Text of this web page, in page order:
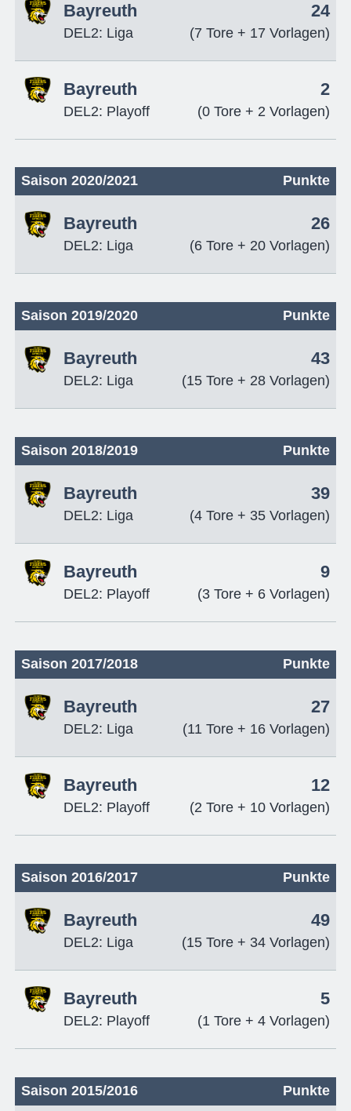
Bayreuth
DEL2: Liga
24
(7 Tore + 17 Vorlagen)
Bayreuth
DEL2: Playoff
2
(0 Tore + 2 Vorlagen)
Saison 2020/2021 Punkte
Bayreuth
DEL2: Liga
26
(6 Tore + 20 Vorlagen)
Saison 2019/2020 Punkte
Bayreuth
DEL2: Liga
43
(15 Tore + 28 Vorlagen)
Saison 2018/2019 Punkte
Bayreuth
DEL2: Liga
39
(4 Tore + 35 Vorlagen)
Bayreuth
DEL2: Playoff
9
(3 Tore + 6 Vorlagen)
Saison 2017/2018 Punkte
Bayreuth
DEL2: Liga
27
(11 Tore + 16 Vorlagen)
Bayreuth
DEL2: Playoff
12
(2 Tore + 10 Vorlagen)
Saison 2016/2017 Punkte
Bayreuth
DEL2: Liga
49
(15 Tore + 34 Vorlagen)
Bayreuth
DEL2: Playoff
5
(1 Tore + 4 Vorlagen)
Saison 2015/2016 Punkte